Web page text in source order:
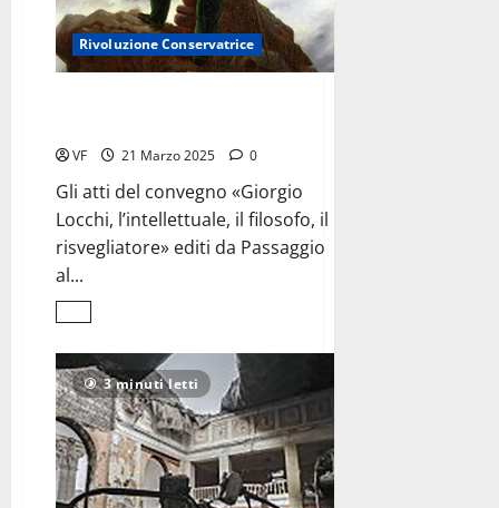
Rivoluzione Conservatrice
VF 21 Marzo 2025 0
Gli atti del convegno «Giorgio
Locchi, l’intellettuale, il filosofo, il
risvegliatore» editi da Passaggio
al...
Leggi
più
su
Giorgio
Locchi,
<br>intellettuale,
filosofo,
risvegliatore
3 minuti letti